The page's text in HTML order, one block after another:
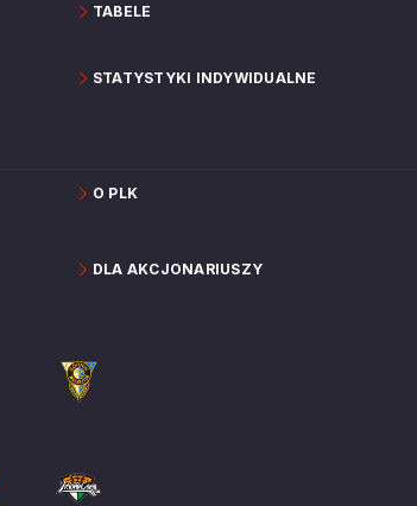
TABELE
STATYSTYKI INDYWIDUALNE
O PLK
DLA AKCJONARIUSZY